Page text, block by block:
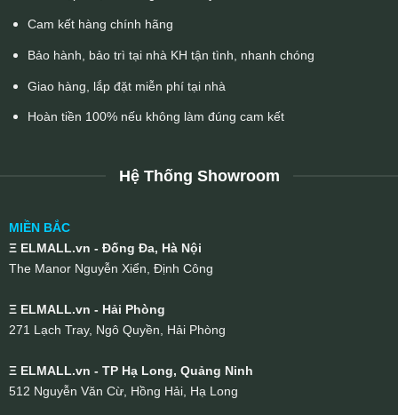
Cam kết hàng chính hãng
Bảo hành, bảo trì tại nhà KH tận tình, nhanh chóng
Giao hàng, lắp đặt miễn phí tại nhà
Hoàn tiền 100% nếu không làm đúng cam kết
Hệ Thống Showroom
MIỀN BẮC
Ξ ELMALL.vn - Đống Đa, Hà Nội
The Manor Nguyễn Xiển, Định Công
Ξ ELMALL.vn - Hải Phòng
271 Lạch Tray, Ngô Quyền, Hải Phòng
Ξ ELMALL.vn - TP Hạ Long, Quảng Ninh
512 Nguyễn Văn Cừ, Hồng Hải, Hạ Long